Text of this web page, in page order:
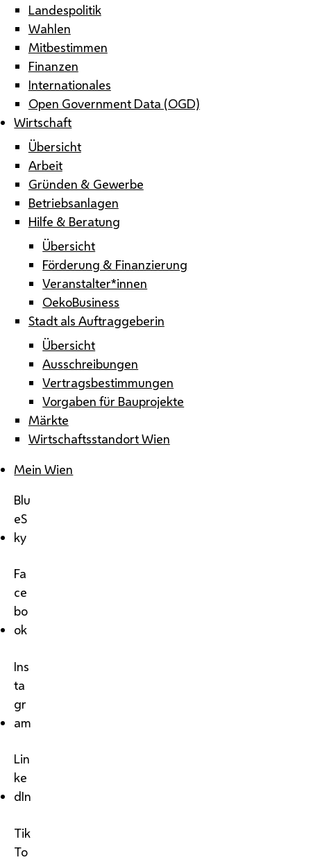
Landespolitik
Wahlen
Mitbestimmen
Finanzen
Internationales
Open Government Data (OGD)
Wirtschaft
Übersicht
Arbeit
Gründen & Gewerbe
Betriebsanlagen
Hilfe & Beratung
Übersicht
Förderung & Finanzierung
Veranstalter*innen
OekoBusiness
Stadt als Auftraggeberin
Übersicht
Ausschreibungen
Vertragsbestimmungen
Vorgaben für Bauprojekte
Märkte
Wirtschaftsstandort Wien
Mein Wien
Blu
eS
ky
Fa
ce
bo
ok
Ins
ta
gr
am
Lin
ke
dIn
Tik
To